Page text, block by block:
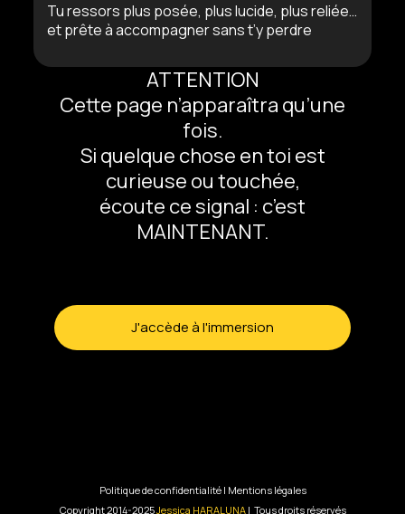
Tu ressors plus posée, plus lucide, plus reliée…
et prête à accompagner sans t’y perdre
ATTENTION
Cette page n’apparaîtra qu’une
fois.
Si quelque chose en toi est
curieuse ou touchée,
écoute ce signal : c’est
MAINTENANT.
J'accède à l'immersion
Politique de confidentialité | Mentions légales
Copyright 2014-2025Jessica HARALUNA | Tous droits réservés